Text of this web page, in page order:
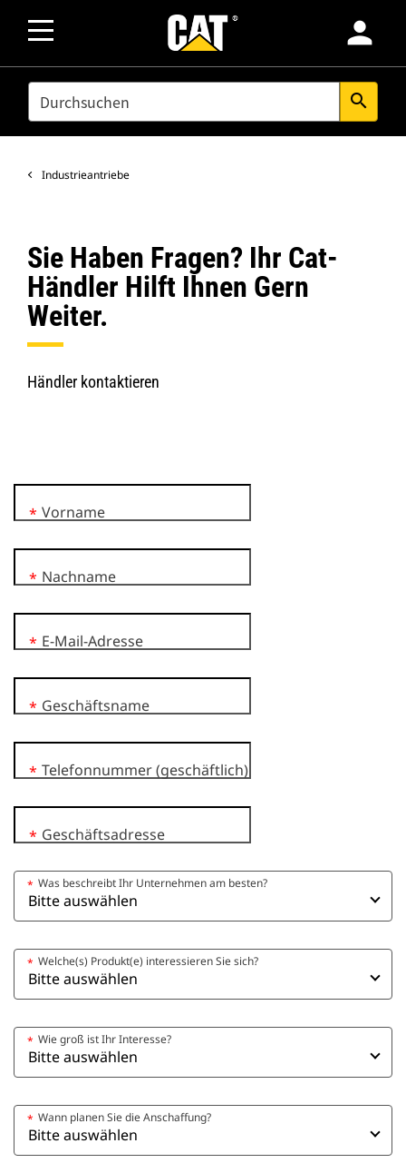
person
SEARCH search
Industrieantriebe
Sie Haben Fragen? Ihr Cat-
Händler Hilft Ihnen Gern
Weiter.
Händler kontaktieren
Vorname
*
Nachname
*
E-Mail-Adresse
*
Geschäftsname
*
Telefonnummer (geschäftlich)
*
Geschäftsadresse
*
Was beschreibt Ihr Unternehmen am besten?
*
Welche(s) Produkt(e) interessieren Sie sich?
*
Wie groß ist Ihr Interesse?
*
Wann planen Sie die Anschaffung?
*